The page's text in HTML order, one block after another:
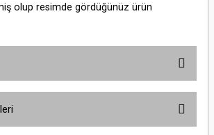
olup resimde gördüğünüz ürün